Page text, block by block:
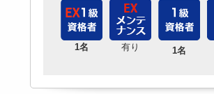
1名 有り 1名